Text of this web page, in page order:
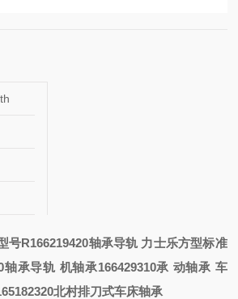
号R166219420轴承导轨 力士乐方型标准
轴承导轨 机轴承166429310承 动轴承 车
北村排刀式车床轴承